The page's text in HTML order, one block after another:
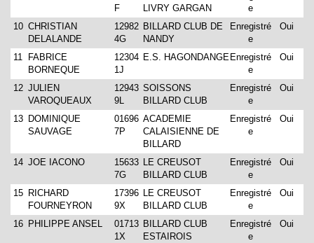
F
LIVRY GARGAN
e
10 CHRISTIAN
DELALANDE
12982
4G
BILLARD CLUB DE
NANDY
Enregistré
e
Oui
11
FABRICE
BORNEQUE
12304
1J
E.S. HAGONDANGE Enregistré
e
Oui
12 JULIEN
VAROQUEAUX
12943
9L
SOISSONS
BILLARD CLUB
Enregistré
e
Oui
13 DOMINIQUE
SAUVAGE
01696
7P
ACADEMIE
CALAISIENNE DE
BILLARD
Enregistré
e
Oui
14 JOE IACONO
15633
7G
LE CREUSOT
BILLARD CLUB
Enregistré
e
Oui
15 RICHARD
FOURNEYRON
17396
9X
LE CREUSOT
BILLARD CLUB
Enregistré
e
Oui
16 PHILIPPE ANSEL
01713
1X
BILLARD CLUB
ESTAIROIS
Enregistré
e
Oui